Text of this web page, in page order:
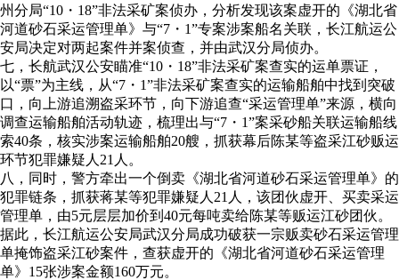
州分局“10・18”非法采矿案侦办，分析发现该案虚开的《湖北省
河道砂石采运管理单》与“7・1”专案涉案船名关联，长江航运公
安局决定对两起案件并案侦查，并由武汉分局侦办。
七，长航武汉公安瞄准“10・18”非法采矿案查实的运单票证，
以“票”为主线，从“7・1”非法采矿案查实的运输船舶中找到突破
口，向上游追溯盗采环节，向下游追查“采运管理单”来源，横向
调查运输船舶活动轨迹，梳理出与“7・1”案采砂船关联运输船线
索40条，核实涉案运输船舶20艘，抓获幕后陈某等盗采江砂贩运
环节犯罪嫌疑人21人。
八，同时，警方牵出一个倒卖《湖北省河道砂石采运管理单》的
犯罪链条，抓获蒋某等犯罪嫌疑人21人，该团伙虚开、买卖采运
管理单，由5元层层加价到40元每吨卖给陈某等贩运江砂团伙。
据此，长江航运公安局武汉分局成功破获一宗贩卖砂石采运管理
单掩饰盗采江砂案件，查获虚开的《湖北省河道砂石采运管理
单》15张涉案金额160万元。